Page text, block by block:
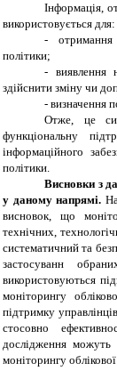
Інформація,
використовується для:
- отримання
політики;
- виявлення
здійснити зміну чи
- визначення
Отже, це
функціональну
інформаційного
політики.
Висновки з
у даному напрямі.
висновок, що
технічних,
систематичний та
застосуванн
використовуються
моніторингу
підтримку
стосовно
дослідження
моніторингу